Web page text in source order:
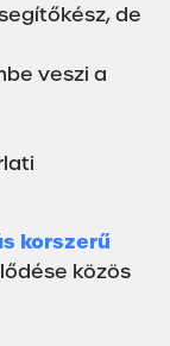
de
veszi a
korszerű
közös